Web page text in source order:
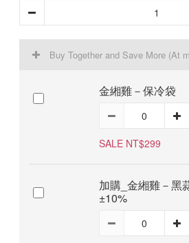
Buy Together and Save More (At
金緗雞－保冷袋
SALE NT$299
加購_金緗雞－黑
±10%